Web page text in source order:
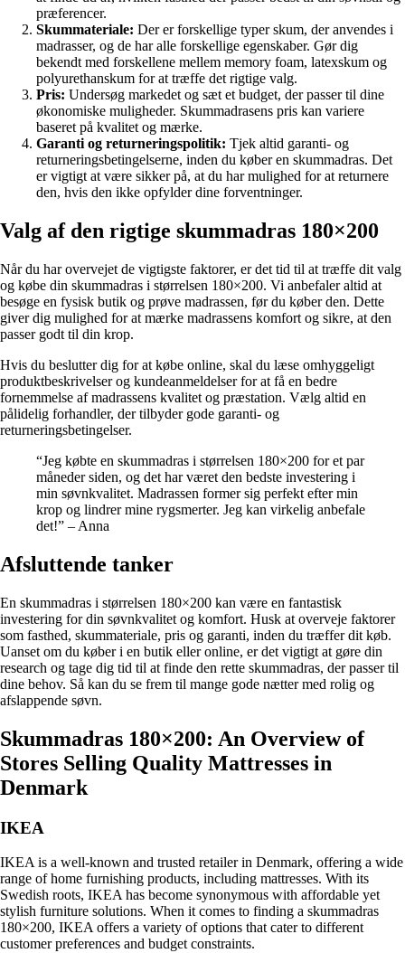
præferencer.
Skummateriale: Der er forskellige typer skum, der anvendes i
madrasser, og de har alle forskellige egenskaber. Gør dig
bekendt med forskellene mellem memory foam, latexskum og
polyurethanskum for at træffe det rigtige valg.
Pris: Undersøg markedet og sæt et budget, der passer til dine
økonomiske muligheder. Skummadrasens pris kan variere
baseret på kvalitet og mærke.
Garanti og returneringspolitik: Tjek altid garanti- og
returneringsbetingelserne, inden du køber en skummadras. Det
er vigtigt at være sikker på, at du har mulighed for at returnere
den, hvis den ikke opfylder dine forventninger.
Valg af den rigtige skummadras 180×200
Når du har overvejet de vigtigste faktorer, er det tid til at træffe dit valg
og købe din skummadras i størrelsen 180×200. Vi anbefaler altid at
besøge en fysisk butik og prøve madrassen, før du køber den. Dette
giver dig mulighed for at mærke madrassens komfort og sikre, at den
passer godt til din krop.
Hvis du beslutter dig for at købe online, skal du læse omhyggeligt
produktbeskrivelser og kundeanmeldelser for at få en bedre
fornemmelse af madrassens kvalitet og præstation. Vælg altid en
pålidelig forhandler, der tilbyder gode garanti- og
returneringsbetingelser.
“Jeg købte en skummadras i størrelsen 180×200 for et par
måneder siden, og det har været den bedste investering i
min søvnkvalitet. Madrassen former sig perfekt efter min
krop og lindrer mine rygsmerter. Jeg kan virkelig anbefale
det!” – Anna
Afsluttende tanker
En skummadras i størrelsen 180×200 kan være en fantastisk
investering for din søvnkvalitet og komfort. Husk at overveje faktorer
som fasthed, skummateriale, pris og garanti, inden du træffer dit køb.
Uanset om du køber i en butik eller online, er det vigtigt at gøre din
research og tage dig tid til at finde den rette skummadras, der passer til
dine behov. Så kan du se frem til mange gode nætter med rolig og
afslappende søvn.
Skummadras 180×200: An Overview of
Stores Selling Quality Mattresses in
Denmark
IKEA
IKEA is a well-known and trusted retailer in Denmark, offering a wide
range of home furnishing products, including mattresses. With its
Swedish roots, IKEA has become synonymous with affordable yet
stylish furniture solutions. When it comes to finding a skummadras
180×200, IKEA offers a variety of options that cater to different
customer preferences and budget constraints.